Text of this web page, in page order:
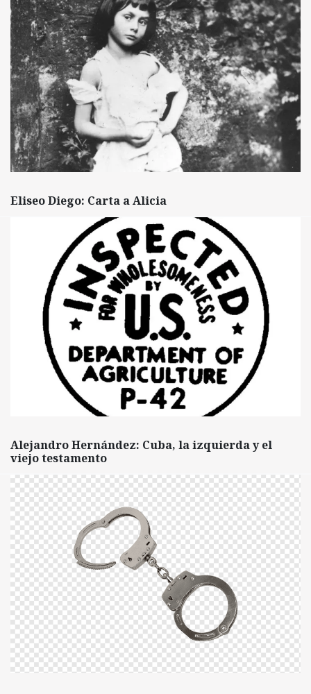
Eliseo Diego: Carta a Alicia
Alejandro Hernández: Cuba, la izquierda y el
viejo testamento